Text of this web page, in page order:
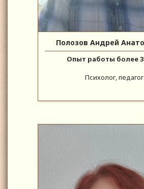
Полозов Андрей
Опыт работы более
Психолог, педагог